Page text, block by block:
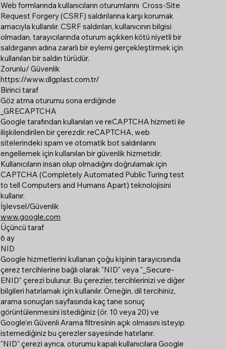
Web formlarında kullanıcıların oturumlarını Cross-Site
Request Forgery (CSRF) saldırılarına karşı korumak
amacıyla kullanılır. CSRF saldırıları, kullanıcının bilgisi
olmadan, tarayıcılarında oturum açıkken kötü niyetli bir
saldırganın adına zararlı bir eylemi gerçekleştirmek için
kullanılan bir saldırı türüdür.
Zorunlu/ Güvenlik
https://www.dlgplast.com.tr/
Birinci taraf
Göz atma oturumu sona erdiğinde
_GRECAPTCHA
Google tarafından kullanılan ve reCAPTCHA hizmeti ile
ilişkilendirilen bir çerezdir. reCAPTCHA, web
sitelerindeki spam ve otomatik bot saldırılarını
engellemek için kullanılan bir güvenlik hizmetidir.
Kullanıcıların insan olup olmadığını doğrulamak için
CAPTCHA (Completely Automated Public Turing test
to tell Computers and Humans Apart) teknolojisini
kullanır.
İşlevsel/Güvenlik
www.google.com
Üçüncü taraf
6 ay
NID
Google hizmetlerini kullanan çoğu kişinin tarayıcısında
çerez tercihlerine bağlı olarak "NID" veya "_Secure-
ENID" çerezi bulunur. Bu çerezler, tercihlerinizi ve diğer
bilgileri hatırlamak için kullanılır. Örneğin, dil tercihiniz,
arama sonuçları sayfasında kaç tane sonuç
görüntülenmesini istediğiniz (ör. 10 veya 20) ve
Google'ın Güvenli Arama filtresinin açık olmasını isteyip
istemediğiniz bu çerezler sayesinde hatırlanır.
"NID" çerezi ayrıca, oturumu kapalı kullanıcılara Google